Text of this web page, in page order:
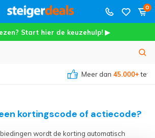
0
Start hier de keuzehulp! ▶
tevreden klanten
kortingscode of actiecode?
wordt de korting automatisch